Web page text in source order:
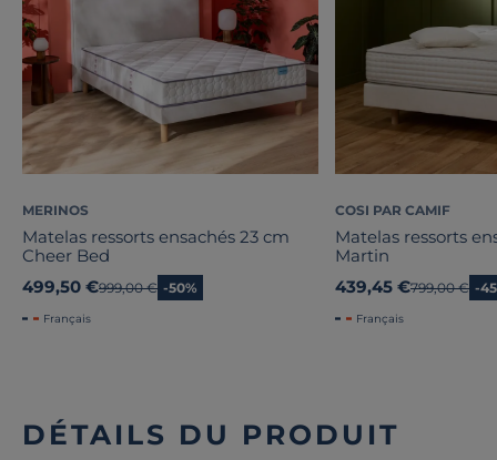
MERINOS
Matelas ressorts ensachés 23 cm
Cheer Bed
499,50 €Ancien prix
999,00 € -50%
Français
COSI PAR CAMIF
Matelas ressorts
Martin
439,45 €Ancien prix
799,00 € -
Français
DÉTAILS DU PRODUIT